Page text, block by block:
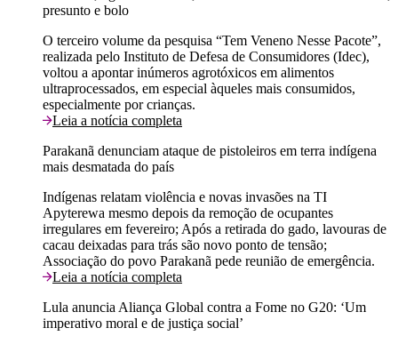
presunto e bolo
O terceiro volume da pesquisa “Tem Veneno Nesse Pacote”,
realizada pelo Instituto de Defesa de Consumidores (Idec),
voltou a apontar inúmeros agrotóxicos em alimentos
ultraprocessados, em especial àqueles mais consumidos,
especialmente por crianças.
Leia a notícia completa
Parakanã denunciam ataque de pistoleiros em terra indígena
mais desmatada do país
Indígenas relatam violência e novas invasões na TI
Apyterewa mesmo depois da remoção de ocupantes
irregulares em fevereiro; Após a retirada do gado, lavouras de
cacau deixadas para trás são novo ponto de tensão;
Associação do povo Parakanã pede reunião de emergência.
Leia a notícia completa
Lula anuncia Aliança Global contra a Fome no G20: ‘Um
imperativo moral e de justiça social’